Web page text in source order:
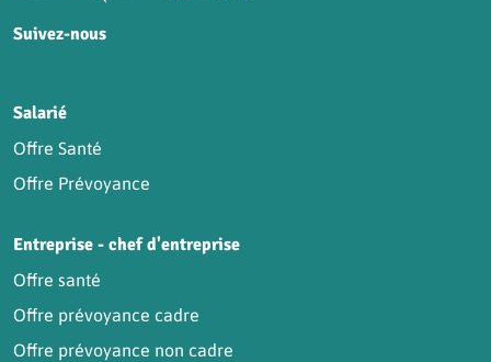
Suivez-nous
Salarié
Offre Santé
Offre Prévoyance
Entreprise - chef d'entreprise
Offre santé
Offre prévoyance cadre
Offre prévoyance non cadre